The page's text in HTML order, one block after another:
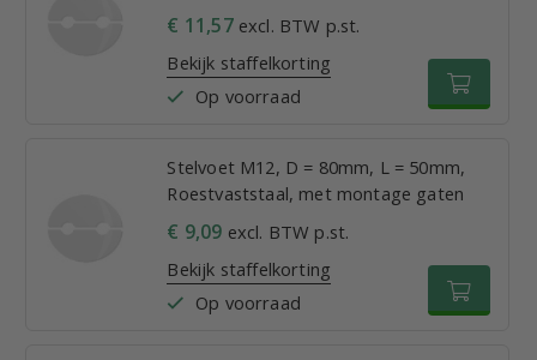
€ 11,57excl. BTW p.st.
Bekijk staffelkorting
Op voorraad
Stelvoet M12, D = 80mm, L = 50mm,
Roestvaststaal, met montage gaten
€ 9,09 excl. BTW p.st.
Bekijk staffelkorting
Op voorraad